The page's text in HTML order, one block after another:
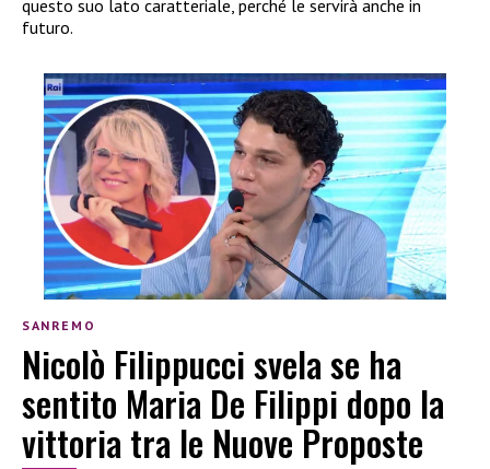
questo suo lato caratteriale, perché le servirà anche in
futuro.
SANREMO
Nicolò Filippucci svela se ha
sentito Maria De Filippi dopo la
vittoria tra le Nuove Proposte